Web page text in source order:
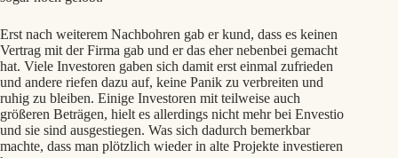
Erst nach weiterem Nachbohren gab er kund, dass es keinen
Vertrag mit der Firma gab und er das eher nebenbei gemacht
hat. Viele Investoren gaben sich damit erst einmal zufrieden
und andere riefen dazu auf, keine Panik zu verbreiten und
ruhig zu bleiben. Einige Investoren mit teilweise auch
größeren Beträgen, hielt es allerdings nicht mehr bei Envestio
und sie sind ausgestiegen. Was sich dadurch bemerkbar
machte, dass man plötzlich wieder in alte Projekte investieren